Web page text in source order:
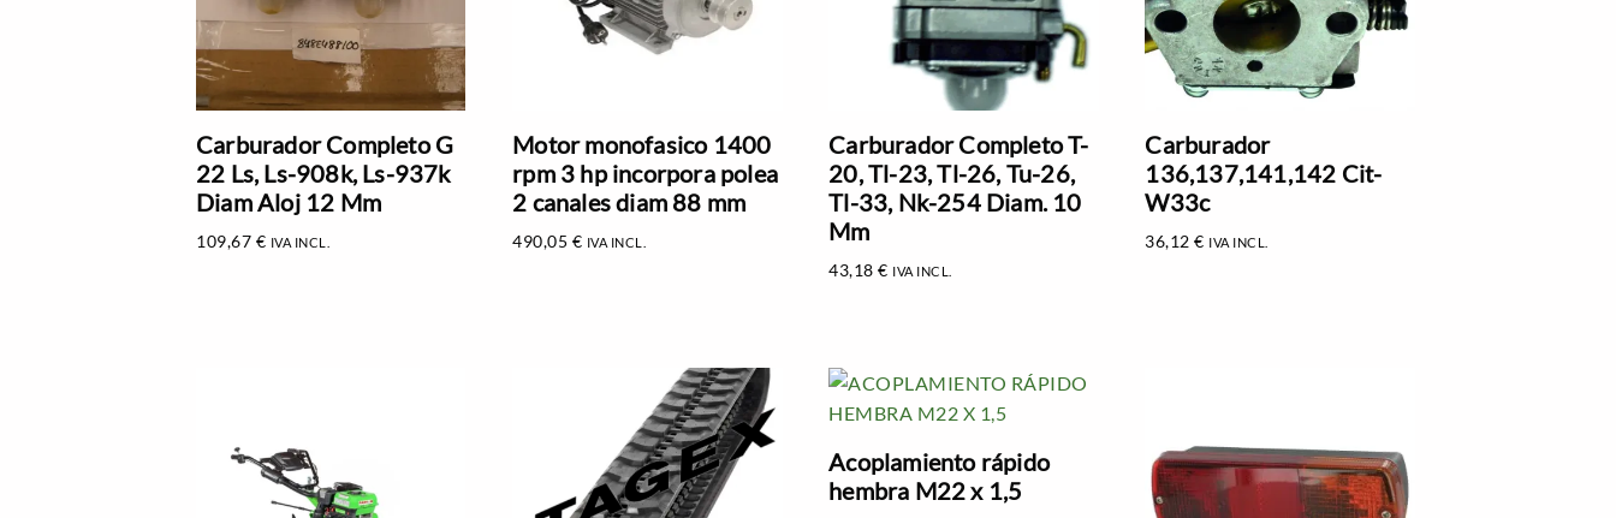
Carburador Completo G
22 Ls, Ls-908k, Ls-937k
Diam Aloj 12 Mm
109,67 € IVA INCL.
Motor monofasico 1400
rpm 3 hp incorpora polea
2 canales diam 88 mm
490,05 € IVA INCL.
Carburador Completo T-
20, Tl-23, Tl-26, Tu-26,
Tl-33, Nk-254 Diam. 10
Mm
43,18€ IVA INCL.
Carburador
136,137,141,142 Cit-
W33c
36,12€ IVA INCL.
Acoplamiento rápido
hembra M22 x 1,5